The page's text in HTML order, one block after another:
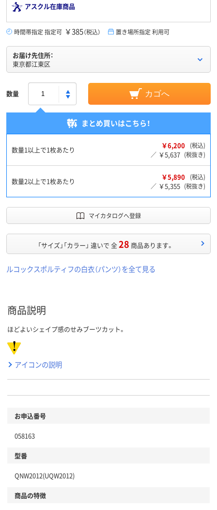
アスクル在庫商品
時間帯指定 指定可 ￥385（税込） 置き場所指定 利用可
お届け先住所：
東京都江東区
数量 カゴへ
まとめ買いはこちら！
数量1以上で1枚あたり ￥6,200
(税込)
／ ￥5,637 (税抜き)
数量2以上で1枚あたり ￥5,890
(税込)
／ ￥5,355 (税抜き)
マイカタログへ登録
「サイズ」「カラー」 違いで 全28 商品あります。
ルコックスポルティフの白衣（パンツ）を全て見る
商品説明
ほどよいシェイプ感のせみブーツカット。
アイコンの説明
お申込番号
058163
型番
QNW2012(UQW2012)
商品の特徴